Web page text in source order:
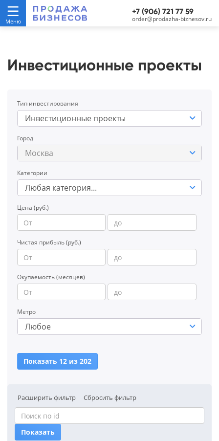
+7 (906) 721 77 59
order@prodazha-biznesov.ru
Инвестиционные проекты
Тип инвестирования
Инвестиционные проекты
Город
Москва
Категории
Любая категория...
Цена (руб.)
Чистая прибыль (руб.)
Окупаемость (месяцев)
Метро
Любое
Показать 12 из 202
Расширить фильтр Сбросить фильтр
Показать